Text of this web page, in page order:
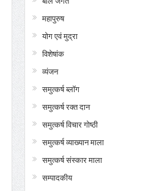
महापुरुष
योग एवं मुद्रा
विशेषांक
व्यंजन
समुत्कर्ष ब्लॉग
समुत्कर्ष रक्त दान
समुत्कर्ष विचार गोष्ठी
समुत्कर्ष व्याख्यान माला
समुत्कर्ष संस्कार माला
सम्पादकीय